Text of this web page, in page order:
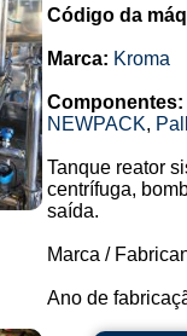
Código da
Marca: Kroma
Componentes:
NEWPACK,
Tanque reator
centrífuga,
saída.
Marca /
Ano de